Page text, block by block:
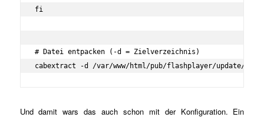
fi
# Datei entpacken (-d = Zielverzeichnis)
Und damit wars das auch schon mit der Konfiguration. Ein